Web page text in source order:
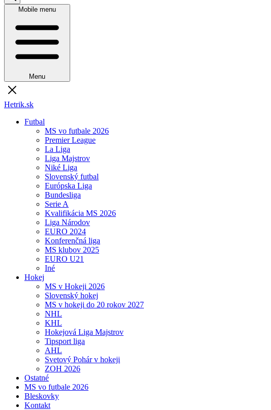
Mobile menu
Menu
Hetrik.sk
Futbal
MS vo futbale 2026
Premier League
La Liga
Liga Majstrov
Niké Liga
Slovenský futbal
Európska Liga
Bundesliga
Serie A
Kvalifikácia MS 2026
Liga Národov
EURO 2024
Konferenčná liga
MS klubov 2025
EURO U21
Iné
Hokej
MS v Hokeji 2026
Slovenský hokej
MS v hokeji do 20 rokov 2027
NHL
KHL
Hokejová Liga Majstrov
Tipsport liga
AHL
Svetový Pohár v hokeji
ZOH 2026
Ostatné
MS vo futbale 2026
Bleskovky
Kontakt